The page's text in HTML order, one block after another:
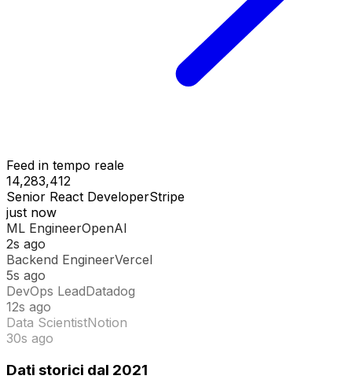
Feed in tempo reale
14,283,412
Senior React DeveloperStripe
just now
ML EngineerOpenAI
2s ago
Backend EngineerVercel
5s ago
DevOps LeadDatadog
12s ago
Data ScientistNotion
30s ago
Dati storici dal 2021